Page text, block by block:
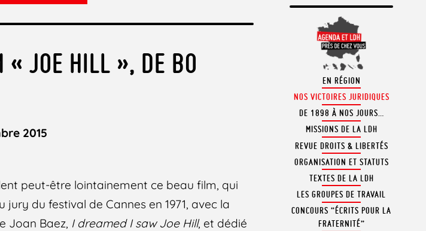
« JOE HILL », DE BO
2015
peut-être lointainement ce beau film, qui
jury du festival de Cannes en 1971, avec la
Joan Baez, I dreamed I saw Joe Hill, et dédié
EN RÉGION
NOS VICTOIRES JURIDIQUES
DE 1898 À NOS JOURS…
MISSIONS DE LA LDH
REVUE DROITS & LIBERTÉS
ORGANISATION ET STATUTS
TEXTES DE LA LDH
LES GROUPES DE TRAVAIL
CONCOURS “ÉCRITS POUR LA
FRATERNITÉ”